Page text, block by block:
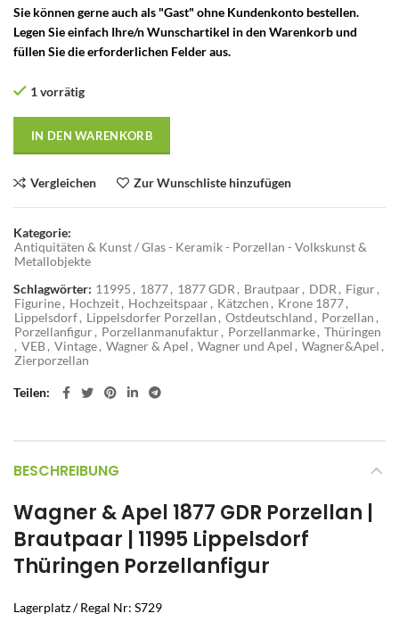
Sie können gerne auch als "Gast" ohne Kundenkonto bestellen.
Legen Sie einfach Ihre/n Wunschartikel in den Warenkorb und
füllen Sie die erforderlichen Felder aus.
1 vorrätig
IN DEN WARENKORB
Vergleichen Zur Wunschliste hinzufügen
Kategorie:
Antiquitäten & Kunst / Glas - Keramik - Porzellan - Volkskunst &
Metallobjekte
Schlagwörter: 11995 , 1877, 1877 GDR , Brautpaar, DDR , Figur,
Figurine, Hochzeit, Hochzeitspaar, Kätzchen , Krone 1877,
Lippelsdorf, Lippelsdorfer Porzellan , Ostdeutschland , Porzellan ,
Porzellanfigur, Porzellanmanufaktur, Porzellanmarke, Thüringen
, VEB, Vintage, Wagner & Apel , Wagner und Apel , Wagner&Apel ,
Zierporzellan
Teilen
BESCHREIBUNG
Wagner & Apel 1877 GDR Porzellan |
Brautpaar | 11995 Lippelsdorf
Thüringen Porzellanfigur
Lagerplatz / Regal Nr: S729